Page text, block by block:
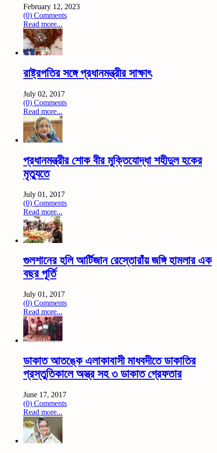
February 12, 2023
(0) Comments
Read more...
রাষ্ট্রপতির সঙ্গে প্রধানমন্ত্রীর সাক্ষাৎ
July 02, 2017
(0) Comments
Read more...
প্রধানমন্ত্রীর শোক বীর মুক্তিযোদ্ধা শহীদুল হকের
মৃত্যুতে
July 01, 2017
(0) Comments
Read more...
গুলশানের হলি আর্টিজান রেস্তোরাঁয় জঙ্গি হামলার এক
বছর পূর্তি
July 01, 2017
(0) Comments
Read more...
ডাকাত আতঙ্কে এলাকাবাসী মাধবদীতে ডাকাতির
প্রস্তুতিকালে অস্ত্র সহ ৩ ডাকাত গ্রেফতার
June 17, 2017
(0) Comments
Read more...